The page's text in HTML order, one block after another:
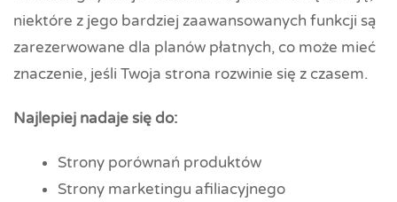
niektóre z jego bardziej zaawansowanych funkcji są
zarezerwowane dla planów płatnych, co może mieć
znaczenie, jeśli Twoja strona rozwinie się z czasem.
Najlepiej nadaje się do:
Strony porównań produktów
Strony marketingu afiliacyjnego